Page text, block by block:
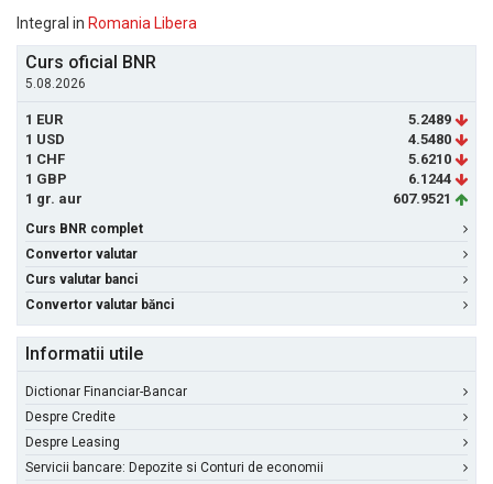
Integral in Romania Libera
Curs oficial BNR
5.08.2026
1 EUR
5.2489
1 USD
4.5480
1 CHF
5.6210
1 GBP
6.1244
1 gr. aur
607.9521
Curs BNR complet
Convertor valutar
Curs valutar banci
Convertor valutar bănci
Informatii utile
Dictionar Financiar-Bancar
Despre Credite
Despre Leasing
Servicii bancare: Depozite si Conturi de economii